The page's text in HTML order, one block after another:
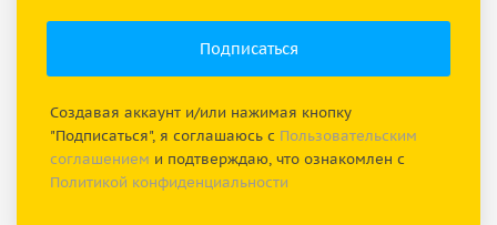
Создавая аккаунт и/или нажимая кнопку
"Подписаться", я соглашаюсь с Пользовательским
соглашением и подтверждаю, что ознакомлен с
Политикой конфиденциальности